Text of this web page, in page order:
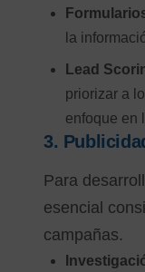
la
Lead
priorizar a
enfoque en
3.
Para
esencial
campañas.